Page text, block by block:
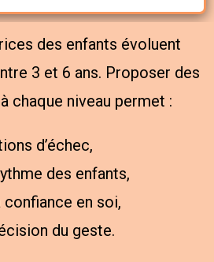
des enfants évoluent
3 et 6 ans. Proposer des
chaque niveau permet :
d’échec,
des enfants,
en soi,
du geste.